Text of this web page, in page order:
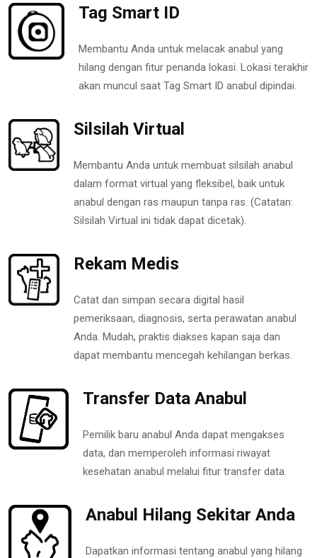
Tag Smart ID
Membantu Anda untuk melacak anabul yang
hilang dengan fitur penanda lokasi. Lokasi terakhir
akan muncul saat Tag Smart ID anabul dipindai.
Silsilah Virtual
Membantu Anda untuk membuat silsilah anabul
dalam format virtual yang fleksibel, baik untuk
anabul dengan ras maupun tanpa ras. (Catatan:
Silsilah Virtual ini tidak dapat dicetak).
Rekam Medis
Catat dan simpan secara digital hasil
pemeriksaan, diagnosis, serta perawatan anabul
Anda. Mudah, praktis diakses kapan saja dan
dapat membantu mencegah kehilangan berkas.
Transfer Data Anabul
Pemilik baru anabul Anda dapat mengakses
data, dan memperoleh informasi riwayat
kesehatan anabul melalui fitur transfer data.
Anabul Hilang Sekitar Anda
Dapatkan informasi tentang anabul yang hilang